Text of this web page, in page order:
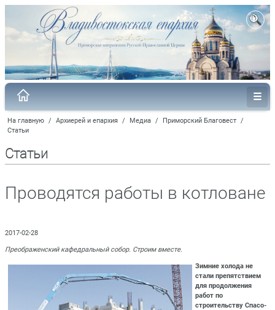
На главную / Архиерей и епархия / Медиа / Приморский Благовест /
Статьи
Статьи
Проводятся работы в котловане
2017-02-28
Преображенский кафедральный собор. Строим вместе.
Зимние холода не
стали препятствием
для продолжения
работ по
строительству Спасо-